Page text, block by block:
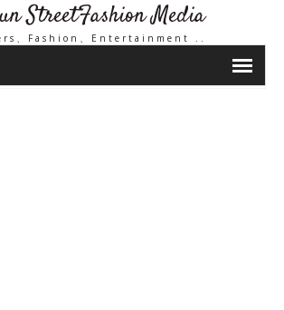
StreetFashion Media
、Fashion、Entertainment ..